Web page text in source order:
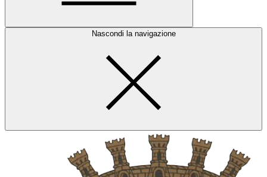
Nascondi la navigazione